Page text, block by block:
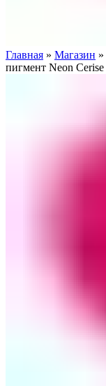
Главная » Магазин »
пигмент Neon Cerise